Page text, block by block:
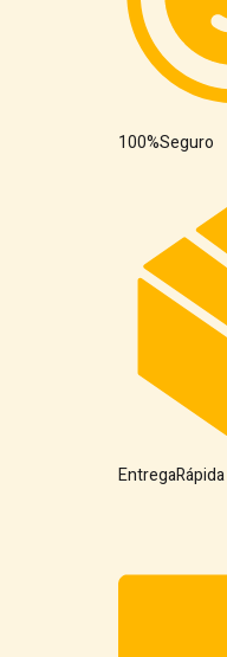
100%Seguro
EntregaRápida